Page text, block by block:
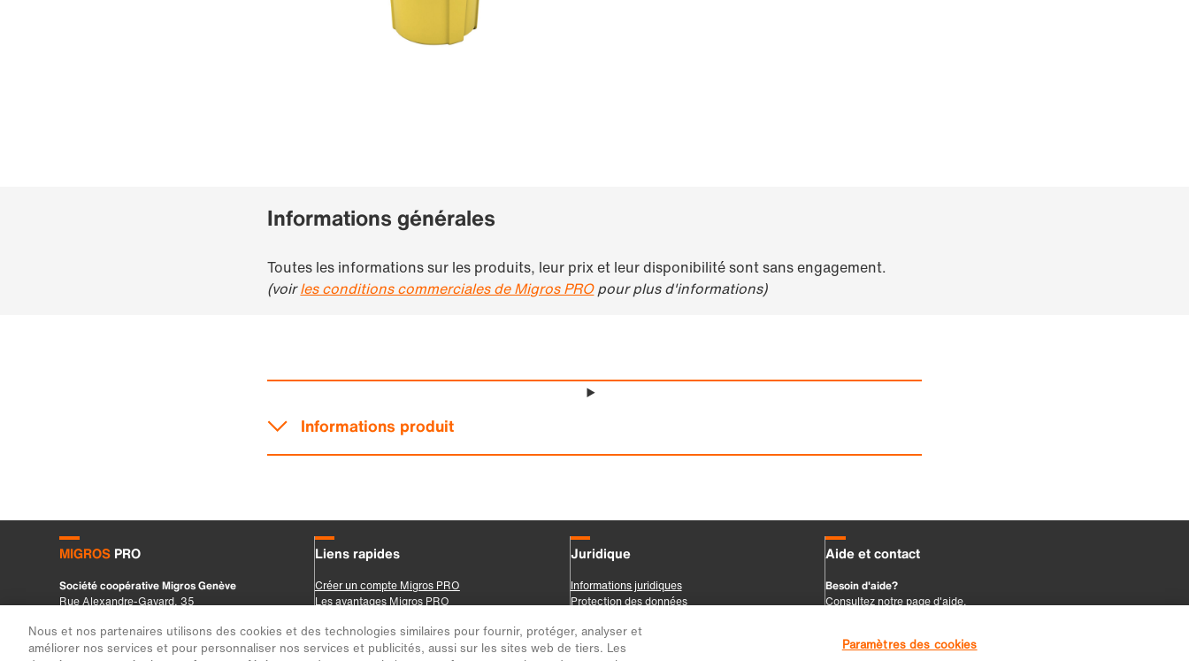
Nous et nos partenaires utilisons des cookies et des technologies similaires pour fournir, protéger, analyser et
améliorer nos services et pour personnaliser nos services et publicités, aussi sur les sites web de tiers. Les
Paramètres des cookies